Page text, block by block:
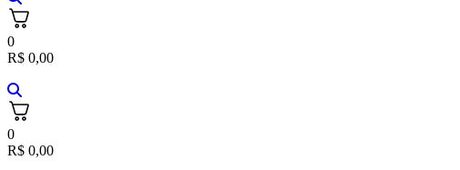
0
R$ 0,00
0
R$ 0,00